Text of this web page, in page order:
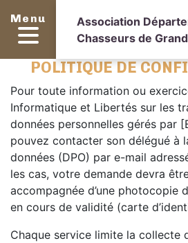
Menu
Association
Chasseurs de
POLITIQUE DE
Pour toute information ou
Informatique et Libertés sur les
données personnelles gérés par
pouvez contacter son délégué à
données (DPO) par e-mail
les cas, votre demande devra
accompagnée d’une photocopie
en cours de validité (carte
Chaque service limite la collecte